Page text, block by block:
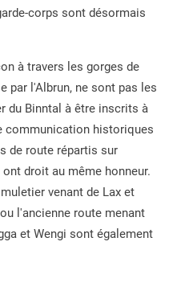
corps sont désormais
à travers les gorges de
par l'Albrun, ne sont pas les
du Binntal à être inscrits à
communication historiques
de route répartis sur
droit au même honneur.
venant de Lax et
l'ancienne route menant
et Wengi sont également